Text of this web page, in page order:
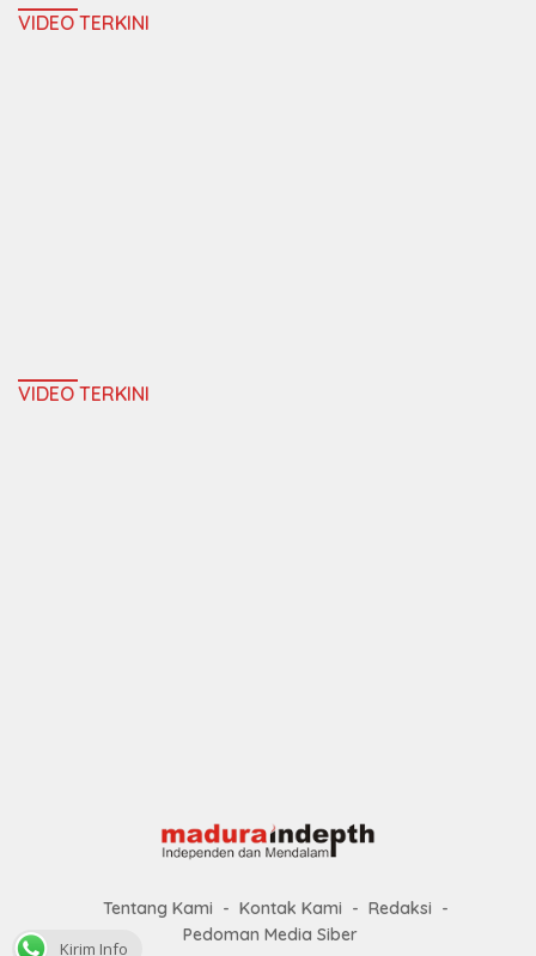
VIDEO TERKINI
VIDEO TERKINI
Tentang Kami Kontak Kami
Redaksi
Pedoman Media Siber
Kirim Info